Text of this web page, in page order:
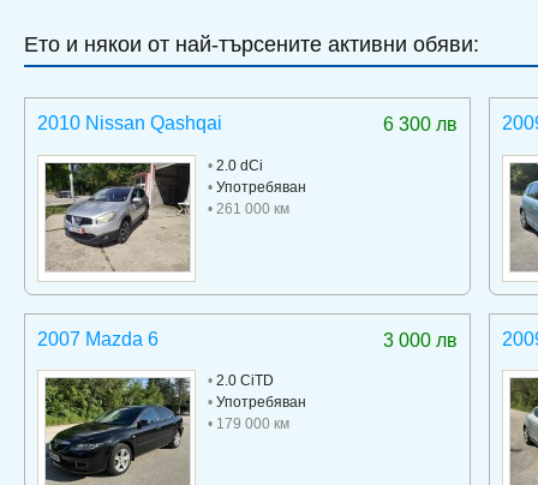
Ето и някои от най-търсените активни обяви:
6 300 лв
2010 Nissan Qashqai
• 2.0 dCi
• Употребяван
• 261 000 км
3 000 лв
2007 Mazda 6
• 2.0 CiTD
• Употребяван
• 179 000 км